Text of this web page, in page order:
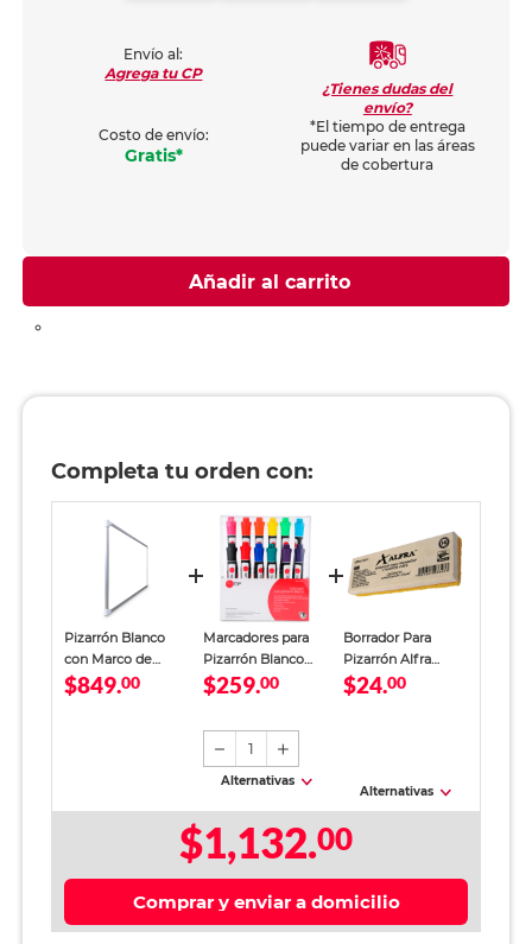
Envío al:
Agrega tu CP
Costo de envío:
Gratis*
¿Tienes dudas del
envío?
*El tiempo de entrega
puede variar en las áreas
de cobertura
Añadir al carrito
Completa tu orden con:
Pizarrón Blanco
con Marco de
Aluminio Alfra
$849.00
Marcadores para
Pizarrón Blanco
Kalque / Colores
$259.00
1
Alternativas
Borrador Para
Pizarrón Alfra
Básico
$24.00
Alternativas
$1,132.00
Comprar y enviar a domicilio